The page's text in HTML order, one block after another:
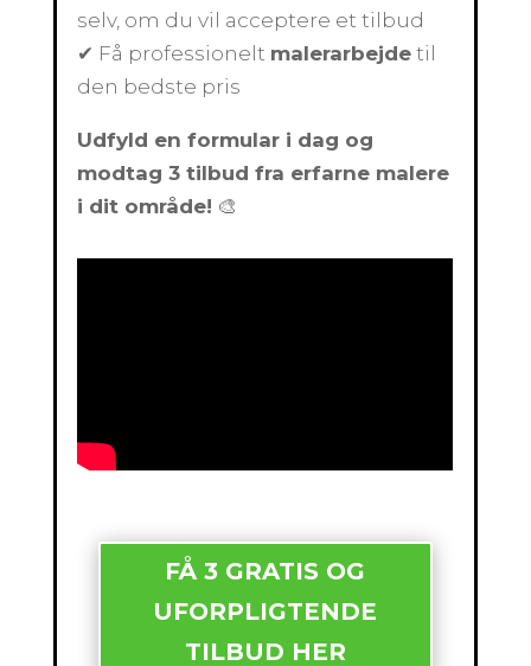
selv, om du vil acceptere et tilbud
✔ Få professionelt malerarbejde til
den bedste pris
Udfyld en formular i dag og
modtag 3 tilbud fra erfarne malere
i dit område! 🎨
FÅ 3 GRATIS OG
UFORPLIGTENDE
TILBUD HER